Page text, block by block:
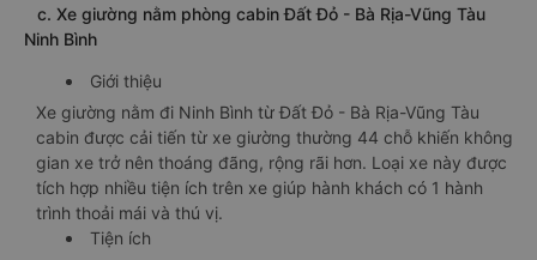
c. Xe giường nằm phòng cabin Đất Đỏ - Bà Rịa-Vũng Tàu
Ninh Bình
Giới thiệu
Xe giường nằm đi Ninh Bình từ Đất Đỏ - Bà Rịa-Vũng Tàu
cabin được cải tiến từ xe giường thường 44 chỗ khiến không
gian xe trở nên thoáng đãng, rộng rãi hơn. Loại xe này được
tích hợp nhiều tiện ích trên xe giúp hành khách có 1 hành
trình thoải mái và thú vị.
Tiện ích